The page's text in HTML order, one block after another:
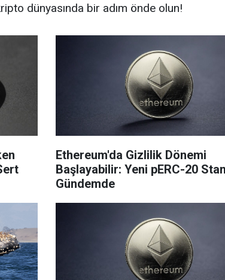
dünyasında bir adım önde olun!
Ethereum'da Gizlilik Dönemi
Başlayabilir: Yeni pERC-20
Gündemde